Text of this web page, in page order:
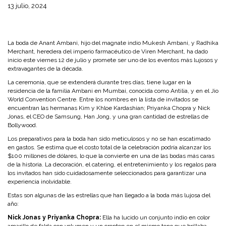
13 julio, 2024
La boda de Anant Ambani, hijo del magnate indio Mukesh Ambani, y Radhika
Merchant, heredera del imperio farmacéutico de Viren Merchant, ha dado
inicio este viernes 12 de julio y promete ser uno de los eventos más lujosos y
extravagantes de la década.
La ceremonia, que se extenderá durante tres días, tiene lugar en la
residencia de la familia Ambani en Mumbai, conocida como Antilia, y en el Jio
World Convention Centre. Entre los nombres en la lista de invitados se
encuentran las hermanas Kim y Khloe Kardashian; Priyanka Chopra y Nick
Jonas, el CEO de Samsung, Han Jong, y una gran cantidad de estrellas de
Bollywood.
Los preparativos para la boda han sido meticulosos y no se han escatimado
en gastos. Se estima que el costo total de la celebración podría alcanzar los
$100 millones de dólares, lo que la convierte en una de las bodas más caras
de la historia. La decoración, el catering, el entretenimiento y los regalos para
los invitados han sido cuidadosamente seleccionados para garantizar una
experiencia inolvidable.
Estas son algunas de las estrellas que han llegado a la boda más lujosa del
año:
Nick Jonas y Priyanka Chopra: Ella ha lucido un conjunto indio en color